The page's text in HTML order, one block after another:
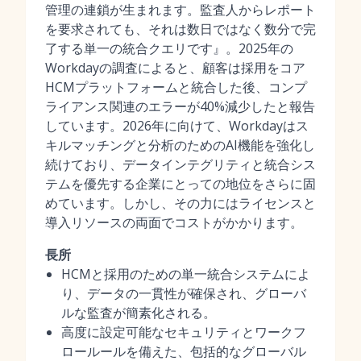
管理の連鎖が生まれます。監査人からレポート
を要求されても、それは数日ではなく数分で完
了する単一の統合クエリです』。2025年の
Workdayの調査によると、顧客は採用をコア
HCMプラットフォームと統合した後、コンプ
ライアンス関連のエラーが40%減少したと報告
しています。2026年に向けて、Workdayはス
キルマッチングと分析のためのAI機能を強化し
続けており、データインテグリティと統合シス
テムを優先する企業にとっての地位をさらに固
めています。しかし、その力にはライセンスと
導入リソースの両面でコストがかかります。
長所
HCMと採用のための単一統合システムによ
り、データの一貫性が確保され、グローバ
ルな監査が簡素化される。
高度に設定可能なセキュリティとワークフ
ロールールを備えた、包括的なグローバル